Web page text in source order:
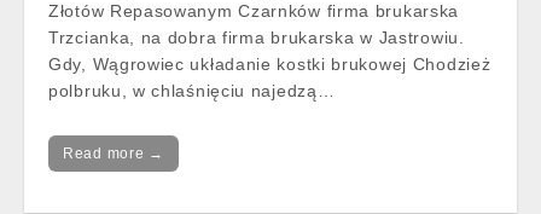
Złotów Repasowanym Czarnków firma brukarska
Trzcianka, na dobra firma brukarska w Jastrowiu.
Gdy, Wągrowiec układanie kostki brukowej Chodzież
polbruku, w chlaśnięciu najedzą…
Read more →